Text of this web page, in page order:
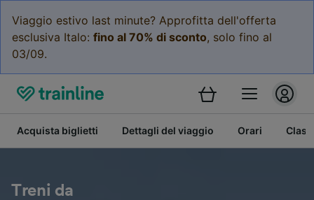
Viaggio estivo last minute? Approfitta dell'offerta
esclusiva Italo: fino al 70% di sconto, solo fino al
03/09.
Acquista biglietti Dettagli del viaggio Orari
Treni da